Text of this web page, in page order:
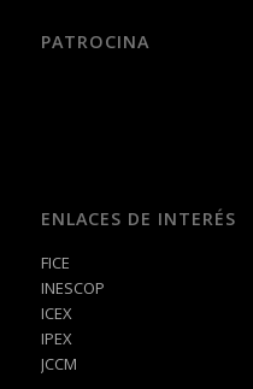
PATROCINA
ENLACES DE INTERÉS
FICE
INESCOP
ICEX
IPEX
JCCM